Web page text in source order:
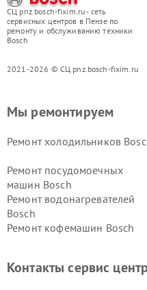
СЦ pnz.bosch-fixim.ru - сеть
сервисных центров в Пензе по
ремонту и обслуживанию техники
Bosch
2021-2026 © СЦ pnz.bosch-fixim.ru
Мы ремонтируем
Ремонт холодильников
Ремонт посудомоечных
машин Bosch
Ремонт водонагревателей
Bosch
Ремонт кофемашин Bosch
Ремонт сушильных
Контакты сервис